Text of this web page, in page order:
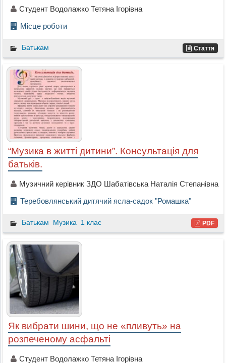
Студент Водолажко Тетяна Ігорівна
Місце роботи
Батькам Стаття
“Музика в житті дитини”. Консультація для
батьків.
Музичний керівник ЗДО Шабатівська Наталія Степанівна
Теребовлянський дитячий ясла-садок "Ромашка"
Батькам Музика 1 клас PDF
Як вибрати шини, що не «пливуть» на
розпеченому асфальті
Студент Водолажко Тетяна Ігорівна